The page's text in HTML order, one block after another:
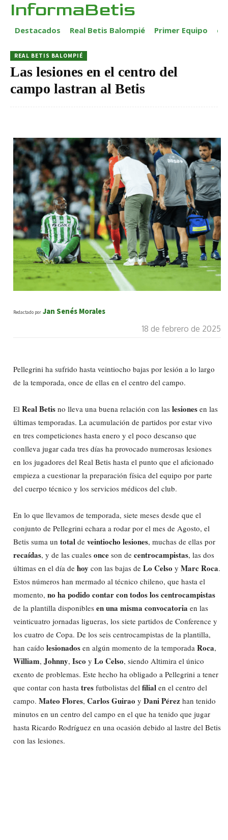
InformaBetis
Destacados Real Betis Balompié Primer Equipo
REAL BETIS BALOMPIÉ
Las lesiones en el centro del
campo lastran al Betis
Redactado por Jan Senés Morales
18 de febrero de 2025
Pellegrini ha sufrido hasta veintiocho bajas por lesión a lo largo
de la temporada, once de ellas en el centro del campo.
El Real Betis no lleva una buena relación con las lesiones en las
últimas temporadas. La acumulación de partidos por estar vivo
en tres competiciones hasta enero y el poco descanso que
conlleva jugar cada tres días ha provocado numerosas lesiones
en los jugadores del Real Betis hasta el punto que el aficionado
empieza a cuestionar la preparación física del equipo por parte
del cuerpo técnico y los servicios médicos del club.
En lo que llevamos de temporada, siete meses desde que el
conjunto de Pellegrini echara a rodar por el mes de Agosto, el
Betis suma un total de veintiocho lesiones, muchas de ellas por
recaídas, y de las cuales once son de centrocampistas, las dos
últimas en el día de hoy con las bajas de Lo Celso y Marc Roca.
Estos números han mermado al técnico chileno, que hasta el
momento, no ha podido contar con todos los centrocampistas
de la plantilla disponibles en una misma convocatoria en las
veinticuatro jornadas ligueras, los siete partidos de Conference y
los cuatro de Copa. De los seis centrocampistas de la plantilla,
han caído lesionados en algún momento de la temporada Roca,
William, Johnny, Isco y Lo Celso, siendo Altimira el único
exento de problemas. Este hecho ha obligado a Pellegrini a tener
que contar con hasta tres futbolistas del filial en el centro del
campo. Mateo Flores, Carlos Guirao y Dani Pérez han tenido
minutos en un centro del campo en el que ha tenido que jugar
hasta Ricardo Rodríguez en una ocasión debido al lastre del Betis
con las lesiones.